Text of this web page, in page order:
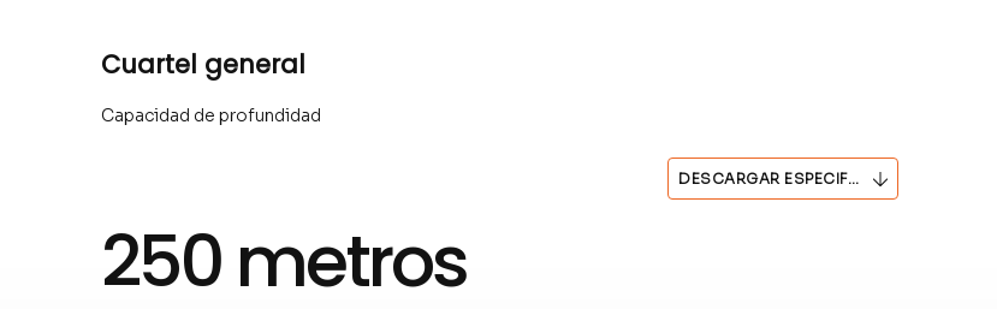
Capacidad de profundidad
Cuartel general
250 metros
DESCARGAR ESPECIFICACIONES